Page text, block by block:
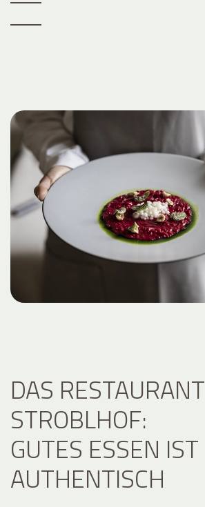
DAS RESTAURANT
STROBLHOF:
GUTES ESSEN IST
AUTHENTISCH